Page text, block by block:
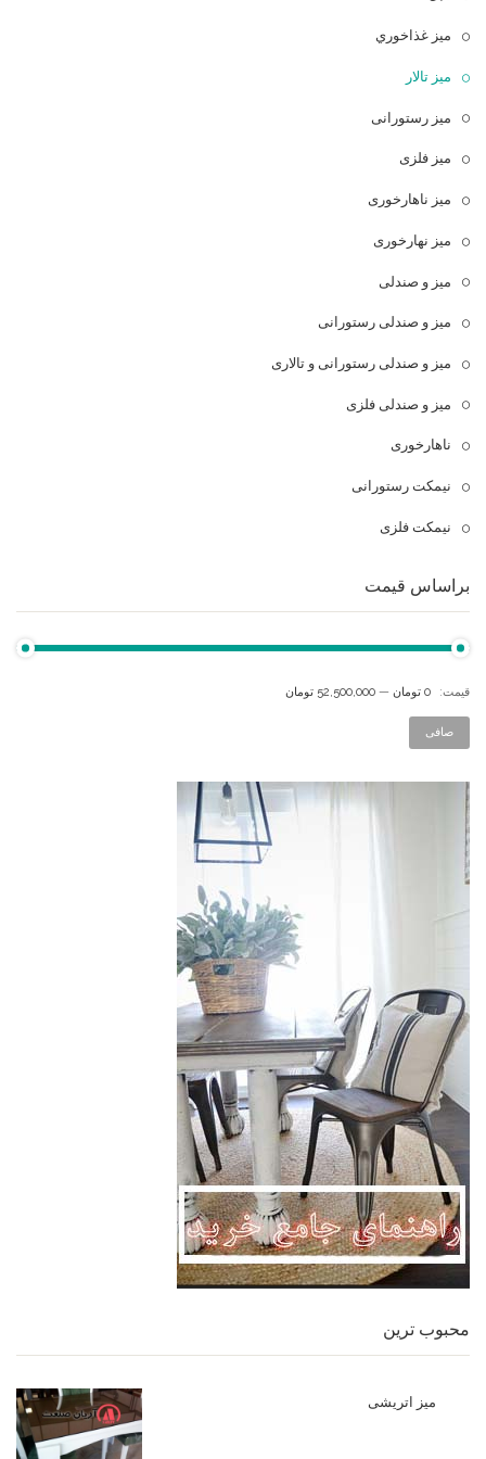
ميز غذاخوري
میز تالار
میز رستورانی
میز فلزی
میز ناهارخوری
میز نهارخوری
میز و صندلی
میز و صندلی رستورانی
میز و صندلی رستورانی و تالاری
میز و صندلی فلزی
ناهارخوری
نیمکت رستورانی
نیمکت فلزی
براساس قیمت
صافی
قيمت: 0 تومان — 52,500,000 تومان
محبوب ترین
میز اتریشی